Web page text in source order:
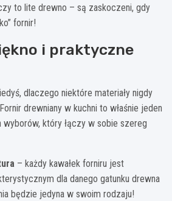
to lite drewno – są zaskoczeni, gdy
fornir!
i praktyczne
dlaczego niektóre materiały nigdy
drewniany w kuchni to właśnie jeden
który łączy w sobie szereg
– każdy kawałek forniru jest
dla danego gatunku drewna
będzie jedyna w swoim rodzaju!